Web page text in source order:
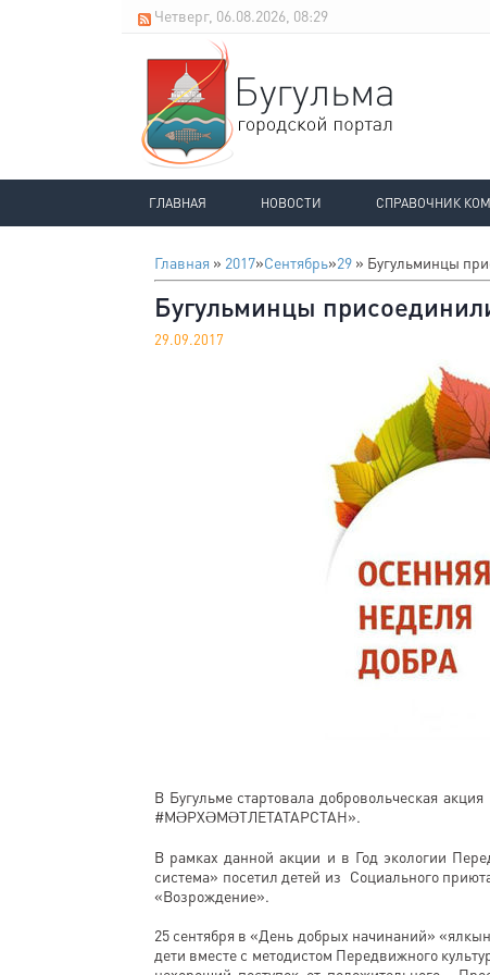
Четверг, 06.08.2026, 08:29
ГЛАВНАЯ НОВОСТИ СПРАВОЧНИК
Главная » 2017»Сентябрь»29 » Бугульминцы
Бугульминцы
29.09.2017
В Бугульме стартовала добровольческая
#МӘРХӘМӘТЛЕТАТАРСТАН».
В рамках данной акции и в Год экологии
система» посетил детей из Социального
«Возрождение».
25 сентября в «День добрых начинаний»
дети вместе с методистом Передвижного